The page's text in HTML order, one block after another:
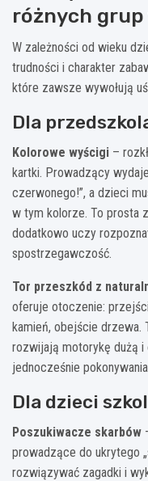
różnych
W zależności od wieku
trudności i charakter
które zawsze wywołują
Dla
Kolorowe wyścigi –
kartki. Prowadzący
czerwonego!”, a dzieci
w tym kolorze. To prosta
dodatkowo uczy
spostrzegawczość.
Tor przeszkód z
oferuje otoczenie:
kamień, obejście drzewa.
rozwijają motorykę dużą
jednocześnie
Dla dzieci
Poszukiwacze skarbów
prowadzące do ukrytego
rozwiązywać zagadki i